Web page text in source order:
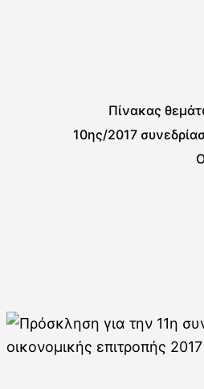
Πίνακας
10ης/2017